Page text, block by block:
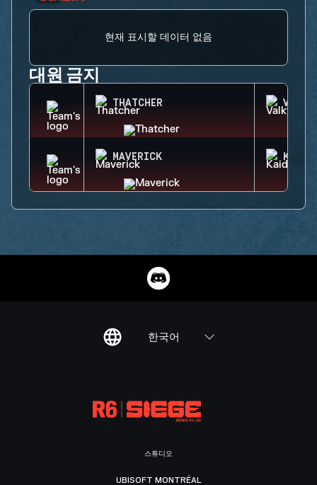
현재 표시할 데이터 없음
대원 금지
THATCHER
MAVERICK KAID
한국어
스튜디오
UBISOFT MONTRÉAL